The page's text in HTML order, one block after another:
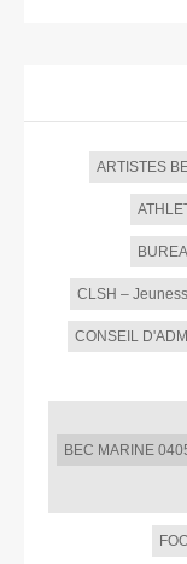
ARTISTES
CLSH –
CONSEIL
BEC MARINE